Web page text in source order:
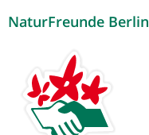
NaturFreunde Berlin